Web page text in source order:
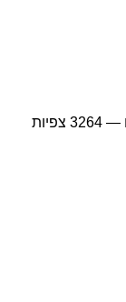
— 3264 צפיות